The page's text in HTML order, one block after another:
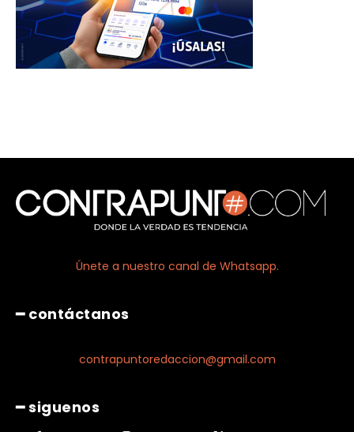
Únete a nuestro canal de Whatsapp.
━ contáctanos
contrapuntoredaccion@gmail.com
━ siguenos